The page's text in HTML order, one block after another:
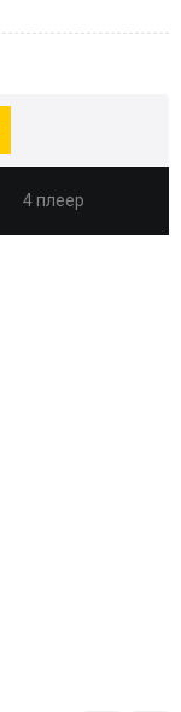
4 плеер